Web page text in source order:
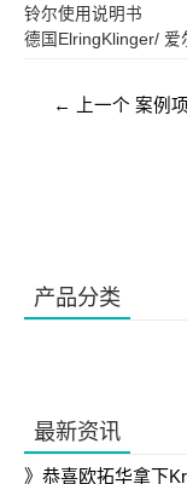
产品分类
最新资讯
恭喜欧拓华拿下
铃尔使用说明书
德国ElringKlinger/ 爱
← 上一个 案例